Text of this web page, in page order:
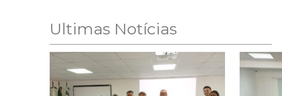
Ultimas Notícias